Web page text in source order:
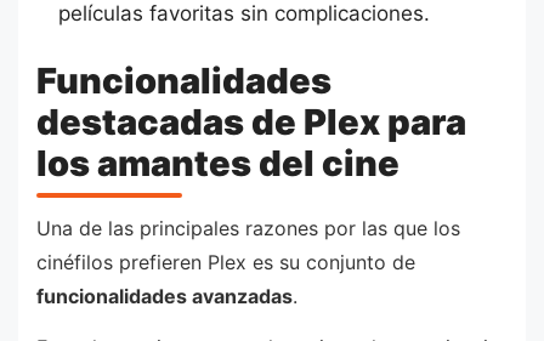
películas favoritas sin complicaciones.
Funcionalidades
destacadas de Plex para
los amantes del cine
Una de las principales razones por las que los
cinéfilos prefieren Plex es su conjunto de
funcionalidades avanzadas.